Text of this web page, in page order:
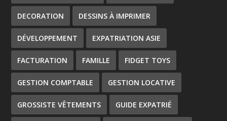
DECORATION DESSINS À IMPRIMER
DÉVELOPPEMENT EXPATRIATION ASIE
FACTURATION FAMILLE FIDGET TOYS
GESTION COMPTABLE GESTION LOCATIVE
GROSSISTE VÊTEMENTS GUIDE EXPATRIÉ